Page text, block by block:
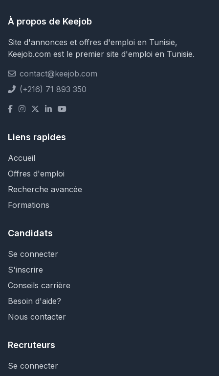
À propos de Keejob
Site d'annonces et offres d'emploi en Tunisie,
Keejob.com est le premier site d'emploi en Tunisie.
contact@keejob.com
(+216) 71 893 350
Liens rapides
Accueil
Offres d'emploi
Recherche avancée
Formations
Candidats
Se connecter
S'inscrire
Conseils carrière
Besoin d'aide?
Nous contacter
Recruteurs
Se connecter